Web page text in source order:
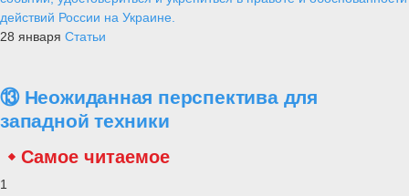
действий России на Украине.
28 января Статьи
⑬ Неожиданная перспектива для
западной техники
Самое читаемое
1